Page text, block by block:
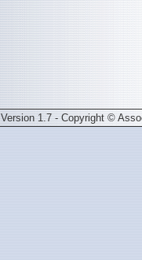
Version 1.7 - Copyright ©